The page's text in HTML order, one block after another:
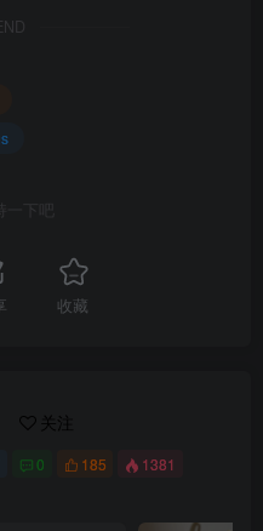
一下吧
收藏
关注
0 185 1381